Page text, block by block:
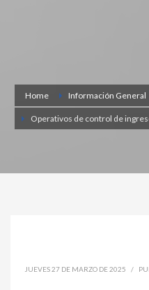
Home Información General
Operativos de control de
JUEVES 27 DE MARZO DE 2025 /